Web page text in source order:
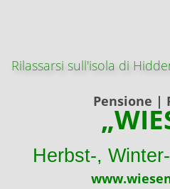
Rilassarsi sull'isola di
Pensione |
Herbst-,